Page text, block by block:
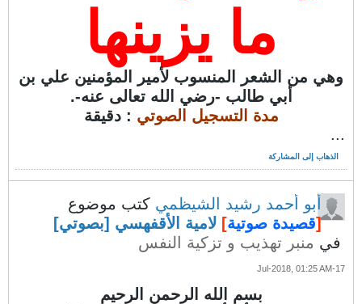
ما يزينها
وهي من الشعر المنسوب لأمير المؤمنين علي بن
أبي طالب -رضي الله تعالى عنه-.
مدة التسجيل الصوتي : دقيقة
...
الذهاب إلى المشاركة
أبو أحمد رشيد الشيظمي كتب موضوع
[قصيدة صوتية] لامية الأقفهسي [بصوتي]
في منبر تهذيب و تزكية النفس
17-Jul-2018, 01:25 AM
بسم الله الرحمن الرحيم